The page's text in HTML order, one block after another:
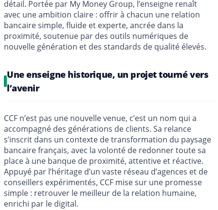
détail. Portée par My Money Group, l’enseigne renaît
avec une ambition claire : offrir à chacun une relation
bancaire simple, fluide et experte, ancrée dans la
proximité, soutenue par des outils numériques de
nouvelle génération et des standards de qualité élevés.
Une enseigne historique, un projet tourné vers
l’avenir
CCF n’est pas une nouvelle venue, c’est un nom qui a
accompagné des générations de clients. Sa relance
s’inscrit dans un contexte de transformation du paysage
bancaire français, avec la volonté de redonner toute sa
place à une banque de proximité, attentive et réactive.
Appuyé par l’héritage d’un vaste réseau d’agences et de
conseillers expérimentés, CCF mise sur une promesse
simple : retrouver le meilleur de la relation humaine,
enrichi par le digital.